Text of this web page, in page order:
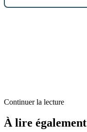
Continuer la lecture
À lire également